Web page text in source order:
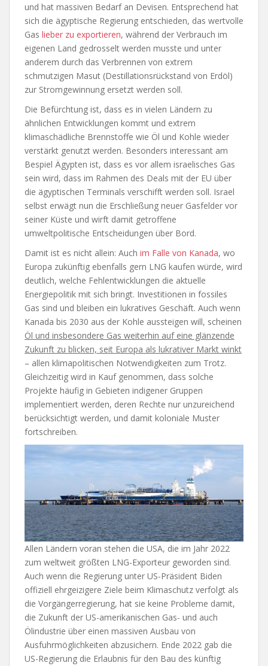
und hat massiven Bedarf an Devisen. Entsprechend hat
sich die ägyptische Regierung entschieden, das wertvolle
Gas lieber zu exportieren, während der Verbrauch im
eigenen Land gedrosselt werden musste und unter
anderem durch das Verbrennen von extrem
schmutzigen Masut (Destillationsrückstand von Erdöl)
zur Stromgewinnung ersetzt werden soll.
Die Befürchtung ist, dass es in vielen Ländern zu
ähnlichen Entwicklungen kommt und extrem
klimaschädliche Brennstoffe wie Öl und Kohle wieder
verstärkt genutzt werden. Besonders interessant am
Bespiel Ägypten ist, dass es vor allem israelisches Gas
sein wird, dass im Rahmen des Deals mit der EU über
die ägyptischen Terminals verschifft werden soll. Israel
selbst erwägt nun die Erschließung neuer Gasfelder vor
seiner Küste und wirft damit getroffene
umweltpolitische Entscheidungen über Bord.
Damit ist es nicht allein: Auch im Falle von Kanada, wo
Europa zukünftig ebenfalls gern LNG kaufen würde, wird
deutlich, welche Fehlentwicklungen die aktuelle
Energiepolitik mit sich bringt. Investitionen in fossiles
Gas sind und bleiben ein lukratives Geschäft. Auch wenn
Kanada bis 2030 aus der Kohle aussteigen will, scheinen
Öl und insbesondere Gas weiterhin auf eine glänzende
Zukunft zu blicken, seit Europa als lukrativer Markt winkt
– allen klimapolitischen Notwendigkeiten zum Trotz.
Gleichzeitig wird in Kauf genommen, dass solche
Projekte häufig in Gebieten indigener Gruppen
implementiert werden, deren Rechte nur unzureichend
berücksichtigt werden, und damit koloniale Muster
fortschreiben.
Allen Ländern voran stehen die USA, die im Jahr 2022
zum weltweit größten LNG-Exporteur geworden sind.
Auch wenn die Regierung unter US-Präsident Biden
offiziell ehrgeizigere Ziele beim Klimaschutz verfolgt als
die Vorgängerregierung, hat sie keine Probleme damit,
die Zukunft der US-amerikanischen Gas- und auch
Ölindustrie über einen massiven Ausbau von
Ausfuhrmöglichkeiten abzusichern. Ende 2022 gab die
US-Regierung die Erlaubnis für den Bau des künftig